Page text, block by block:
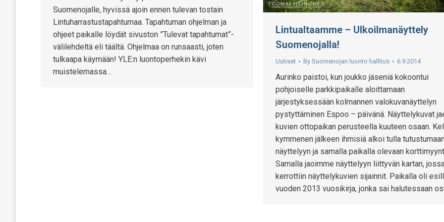
Suomenojalle, hyvissä ajoin ennen tulevan tostain
Lintuharrastustapahtumaa. Tapahtuman ohjelman ja
ohjeet paikalle löydät sivuston ”Tulevat tapahtumat”-
välilehdeltä eli täältä. Ohjelmaa on runsaasti, joten
tulkaapa käymään! YLE:n luontoperhekin kävi
muistelemassa…
Lintualtaamme – Ulkoilmanäyttely
Suomenojalla!
Uutiset By Suomenojan luonto hallitus 6.9.2014
Aurinko paistoi, kun joukko jäseniä kokoontui
pohjoiselle parkkipaikalle aloittamaan
järjestyksessään kolmannen valokuvanäyttelyn
pystyttäminen Espoo – päivänä. Näyttelykuvat
kuvien ottopaikan perusteella kuuteen osaan.
kymmenen jälkeen ihmisiä alkoi tulla
näyttelyyn ja samalla paikalla olevaan
Samalla jaoimme näyttelyyn liittyvän kartan,
kerrottiin näyttelykuvien sijainnit. Paikalla oli
vuoden 2013 vuosikirja, jonka sai halutessaan